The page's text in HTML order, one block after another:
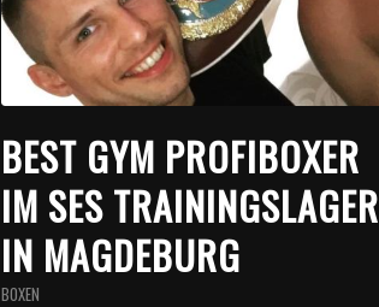
BEST GYM PROFIBOXER
IM SES TRAININGSLAGER
IN MAGDEBURG
BOXEN